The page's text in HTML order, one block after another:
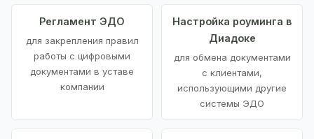
Регламент ЭДО
для закрепления правил
работы с цифровыми
документами в уставе
компании
Настройка роуминга в
Диадоке
для обмена документами
с клиентами,
использующими другие
системы ЭДО